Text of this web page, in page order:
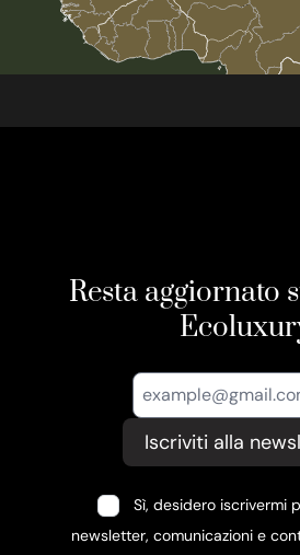
Resta aggiornato
Iscriviti alla
Sì, desidero iscrivermi
newsletter, comunicazioni e